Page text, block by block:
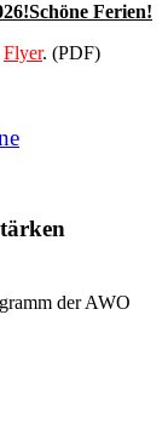
!Schöne Ferien!
Flyer. (PDF)
der AWO